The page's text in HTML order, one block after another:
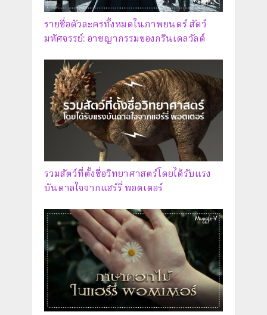
รายชื่อตัวละครทั้งหมดในภาพยนตร์ สัตว์
มหัศจรรย์: อาชญากรรมของกรินเดลวัลด์
รวมสัตว์ที่ตั้งชื่อวิทยาศาสตร์โดยได้รับแรง
บันดาลใจจากแฮร์รี่ พอตเตอร์